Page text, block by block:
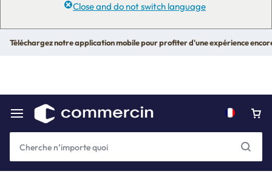
Close and do not switch language
Téléchargez notre application mobile pour profiter d'une expérience